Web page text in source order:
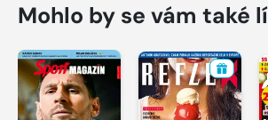
Mohlo by se vám také